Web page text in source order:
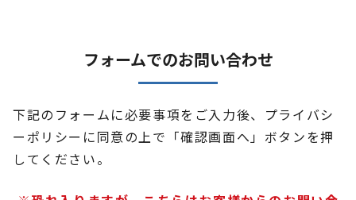
フォームでのお問い合わせ
下記のフォームに必要事項をご入力後、プライバシ
ーポリシーに同意の上で「確認画面へ」ボタンを押
してください。